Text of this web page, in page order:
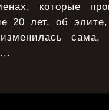
которые
20 лет, об